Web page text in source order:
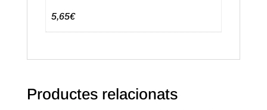
5,65€
Productes relacionats